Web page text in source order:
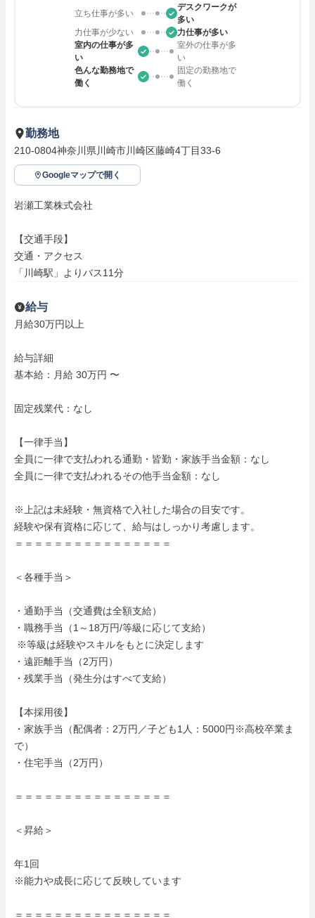
立ち仕事が多い
デスクワークが
多い
力仕事が少ない
力仕事が多い
室内の仕事が多
い
室外の仕事が多
い
色んな勤務地で
働く
固定の勤務地で
働く
勤務地
210-0804神奈川県川崎市川崎区藤崎4丁目33-6
Googleマップで開く
岩瀬工業株式会社
【交通手段】
交通・アクセス
「川崎駅」よりバス11分
給与
月給30万円以上
給与詳細
基本給：月給 30万円 〜
固定残業代：なし
【一律手当】
全員に一律で支払われる通勤・皆勤・家族手当金額：なし
全員に一律で支払われるその他手当金額：なし
※上記は未経験・無資格で入社した場合の目安です。
経験や保有資格に応じて、給与はしっかり考慮します。
＝＝＝＝＝＝＝＝＝＝＝＝＝＝＝＝
＜各種手当＞
・通勤手当（交通費は全額支給）
・職務手当（1～18万円/等級に応じて支給）
・遠距離手当（2万円）
・残業手当（発生分はすべて支給）
【本採用後】
・家族手当（配偶者：2万円／子ども1人：5000円※高校卒業ま
で）
・住宅手当（2万円）
＝＝＝＝＝＝＝＝＝＝＝＝＝＝＝＝
＜昇給＞
年1回
※能力や成長に応じて反映しています
＝＝＝＝＝＝＝＝＝＝＝＝＝＝＝＝